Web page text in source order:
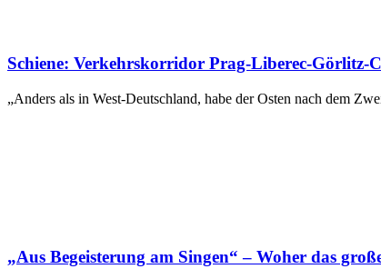
Schiene: Verkehrskorridor Prag-Liberec-Görlitz-
„Anders als in West-Deutschland, habe der Osten nach dem
„Aus Begeisterung am Singen“ – Woher das